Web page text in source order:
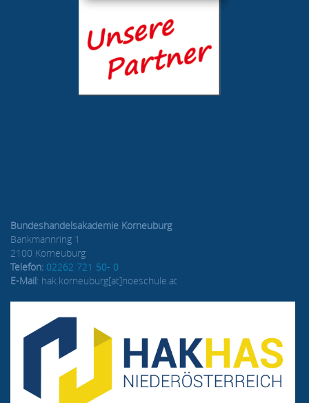
Bundeshandelsakademie Korneuburg
Bankmannring 1
2100 Korneuburg
Telefon: 02262 721 50- 0
E-Mail: hak.korneuburg[at]noeschule.at